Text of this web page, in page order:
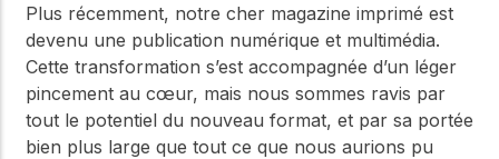
Plus récemment, notre cher magazine imprimé est
devenu une publication numérique et multimédia.
Cette transformation s’est accompagnée d’un léger
pincement au cœur, mais nous sommes ravis par
tout le potentiel du nouveau format, et par sa portée
bien plus large que tout ce que nous aurions pu